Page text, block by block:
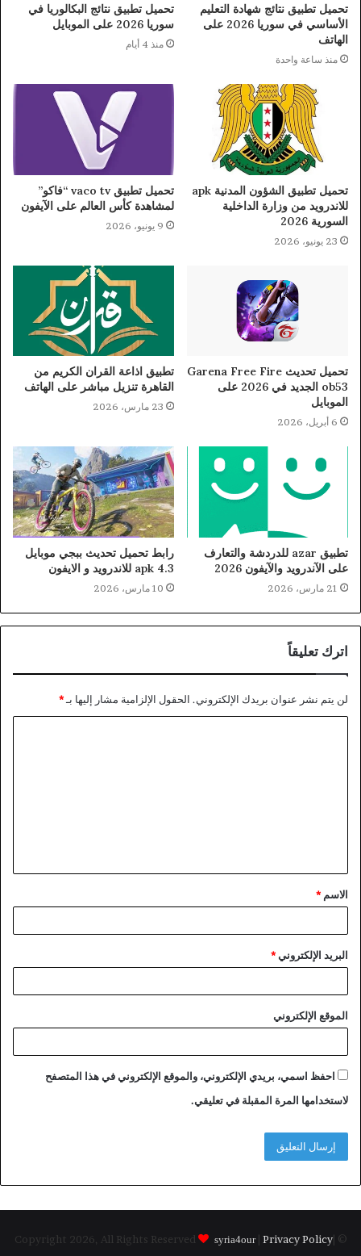
تحميل تطبيق نتائج شهادة التعليم
الأساسي في سوريا 2026 على
الهاتف
منذ ساعة واحدة
تحميل تطبيق نتائج البكالوريا في
سوريا 2026 على الموبايل
منذ 4 أيام
تحميل تطبيق الشؤون المدنية apk
للاندرويد من وزارة الداخلية
السورية 2026
23 يونيو، 2026
تحميل تطبيق vaco tv “فاكو”
لمشاهدة كأس العالم على الآيفون
9 يونيو، 2026
تحميل تحديث Garena Free Fire
ob53 الجديد في 2026 على
الموبايل
6 أبريل، 2026
تطبيق اذاعة القران الكريم من
القاهرة تنزيل مباشر على الهاتف
23 مارس، 2026
تطبيق azar للدردشة والتعارف
على الآندرويد والآيفون 2026
21 مارس، 2026
رابط تحميل تحديث ببجي موبايل
4.3 apk للاندرويد و الايفون
10 مارس، 2026
اترك تعليقاً
لن يتم نشر عنوان بريدك الإلكتروني. الحقول الإلزامية مشار إليها بـ*
ق
*
الاسم *
البريد الإلكتروني*
الموقع الإلكتروني
احفظ اسمي، بريدي الإلكتروني، والموقع الإلكتروني في هذا المتصفح
لاستخدامها المرة المقبلة في تعليقي.
© Copyright 2026, All Rights Reserved
syria4our| Privacy Policy|